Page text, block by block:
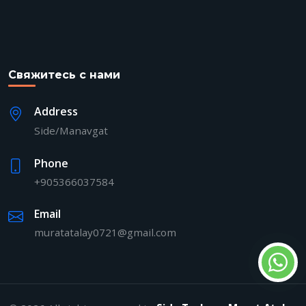
Свяжитесь с нами
Address
Side/Manavgat
Phone
+905366037584
Email
muratatalay0721@gmail.com